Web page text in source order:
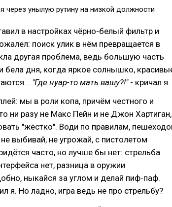
через унылую рутину на низкой должности
в настройках чёрно-белый фильтр и
поиск улик в нём превращается в
другая проблема, ведь большую часть
дня, когда яркое солнышко,
"Где нуар-то мать вашу?!"- кричал я.
мы в роли копа, причём честного и
ни разу не Макс Пейн и не Джон Хартиган,
"жёстко". Води по правилам,
выбивай, не угрожай, с пистолетом
часто, но лучше бы нет: стрельба
нет, разница в оружии
ныкайся за углом и делай пиф-паф.
я. Но ладно, игра ведь не про стрельбу?